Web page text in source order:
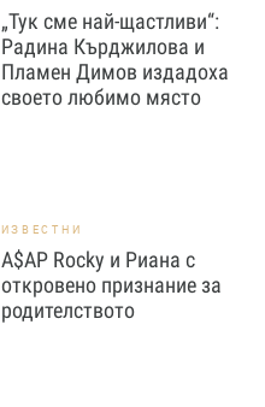
„Тук сме най-щастливи“:
Радина Кърджилова и
Пламен Димов издадоха
своето любимо място
ИЗВЕСТНИ
A$AP Rocky и Риана с
откровено признание за
родителството